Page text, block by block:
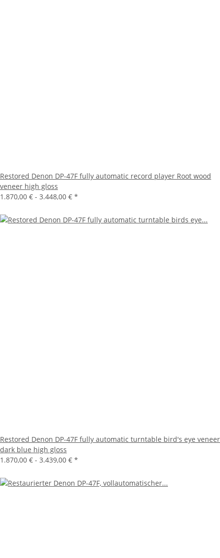
Restored Denon DP-47F fully automatic record player Root wood
veneer high gloss
1.870,00 € - 3.448,00 € *
Restored Denon DP-47F fully automatic turntable bird's eye veneer
dark blue high gloss
1.870,00 € - 3.439,00 € *